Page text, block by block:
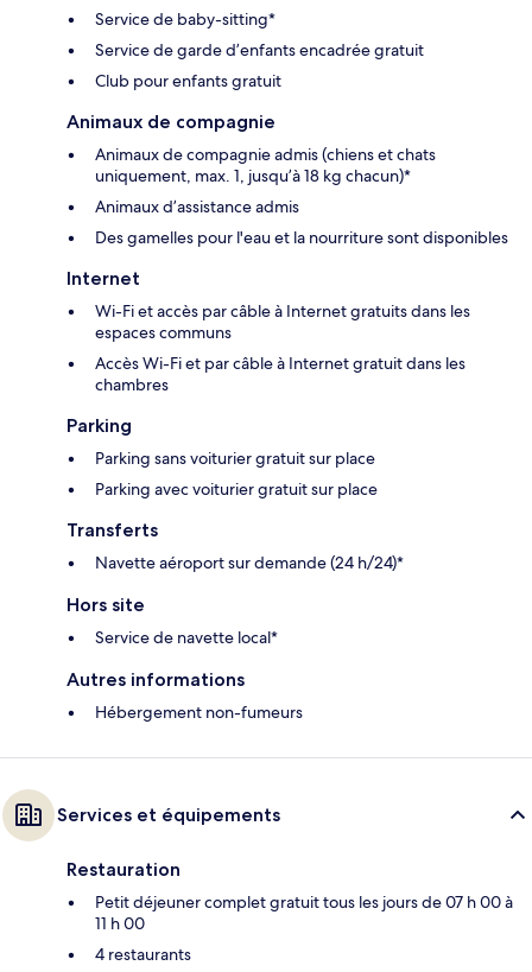
Service de baby-sitting*
Service de garde d’enfants encadrée gratuit
Club pour enfants gratuit
Animaux de compagnie
Animaux de compagnie admis (chiens et chats
uniquement, max. 1, jusqu’à 18 kg chacun)*
Animaux d’assistance admis
Des gamelles pour l'eau et la nourriture sont disponibles
Internet
Wi-Fi et accès par câble à Internet gratuits dans les
espaces communs
Accès Wi-Fi et par câble à Internet gratuit dans les
chambres
Parking
Parking sans voiturier gratuit sur place
Parking avec voiturier gratuit sur place
Transferts
Navette aéroport sur demande (24 h/24)*
Hors site
Service de navette local*
Autres informations
Hébergement non-fumeurs
Services et équipements
Restauration
Petit déjeuner complet gratuit tous les jours de 07 h 00 à
11 h 00
4 restaurants